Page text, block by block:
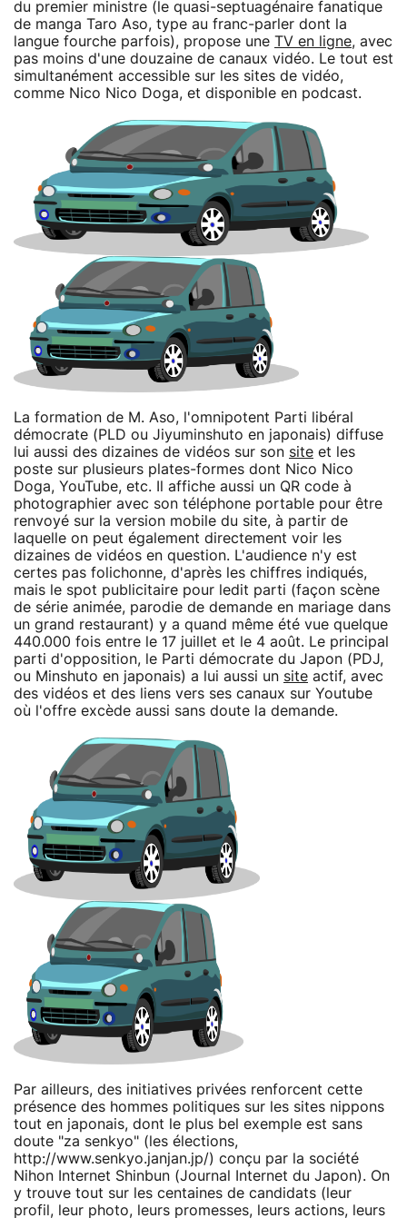
du premier ministre (le quasi-septuagénaire fanatique
de manga Taro Aso, type au franc-parler dont la
langue fourche parfois), propose une TV en ligne, avec
pas moins d'une douzaine de canaux vidéo. Le tout est
simultanément accessible sur les sites de vidéo,
comme Nico Nico Doga, et disponible en podcast.
La formation de M. Aso, l'omnipotent Parti libéral
démocrate (PLD ou Jiyuminshuto en japonais) diffuse
lui aussi des dizaines de vidéos sur son site et les
poste sur plusieurs plates-formes dont Nico Nico
Doga, YouTube, etc. Il affiche aussi un QR code à
photographier avec son téléphone portable pour être
renvoyé sur la version mobile du site, à partir de
laquelle on peut également directement voir les
dizaines de vidéos en question. L'audience n'y est
certes pas folichonne, d'après les chiffres indiqués,
mais le spot publicitaire pour ledit parti (façon scène
de série animée, parodie de demande en mariage dans
un grand restaurant) y a quand même été vue quelque
440.000 fois entre le 17 juillet et le 4 août. Le principal
parti d'opposition, le Parti démocrate du Japon (PDJ,
ou Minshuto en japonais) a lui aussi un site actif, avec
des vidéos et des liens vers ses canaux sur Youtube
où l'offre excède aussi sans doute la demande.
Par ailleurs, des initiatives privées renforcent cette
présence des hommes politiques sur les sites nippons
tout en japonais, dont le plus bel exemple est sans
doute "za senkyo" (les élections,
http://www.senkyo.janjan.jp/) conçu par la société
Nihon Internet Shinbun (Journal Internet du Japon). On
y trouve tout sur les centaines de candidats (leur
profil, leur photo, leurs promesses, leurs actions, leurs